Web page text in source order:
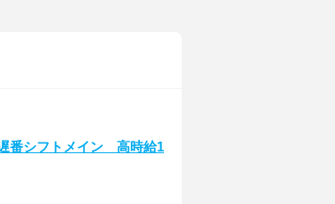
番シフトメイン 高時給1